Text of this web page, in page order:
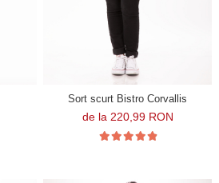
Sort scurt Bistro Corvallis
de la 220,99 RON